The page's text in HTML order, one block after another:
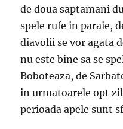
de doua saptamani
spele rufe in paraie,
diavolii se vor agata
nu este bine sa se
Boboteaza, de
in urmatoarele opt
perioada apele sunt